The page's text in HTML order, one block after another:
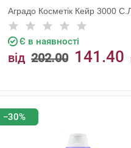
Аградо Косметік Кейр 3000
Є в наявності
від 202.00 141.40
−30%